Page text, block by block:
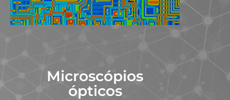
Microscópios
ópticos